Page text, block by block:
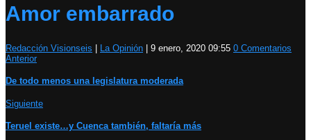
Amor embarrado
Redacción Visionseis La Opinión 9 enero, 2020 09:55 0 Comentarios
Anterior
De todo menos una legislatura moderada
Siguiente
Teruel existe…y Cuenca también, faltaría más